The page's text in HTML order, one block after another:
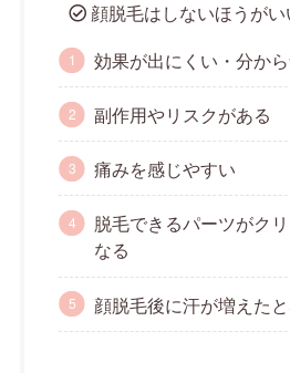
顔脱毛はしないほうが
効果が出にくい・分か
副作用やリスクがある
痛みを感じやすい
脱毛できるパーツがク
なる
顔脱毛後に汗が増えた